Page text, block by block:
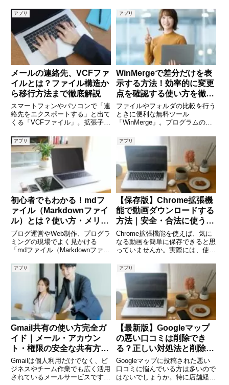
Googleマップ。しかし、「登録
した場所をまとめて保存したい」
「別の人と共有したい」「バック
アップとしてデータを残しておき
ードAとキーワードBの両方が含
まれている動画が検索されます。
OR検索は、キーワードAとキー
ワードBのどちらか
アプリ
メールの連絡先、VCFファ
イルとは？ファイル構造か
ら移行方法まで徹底解説
スマートフォンやパソコンで「連
絡先をエクスポートする」と出て
くる「VCFファイル」。拡張子
先情報を保存・共有するための標
準形式です。しかし、「中身はど
うなっているの？」「他の端末に
移すにはどうすればいい？
アプリ
WinMergeで差分だけを表
示する方法！効率的に変更
点を確認する使い方を徹底
解説
ファイルやフォルダの比較を行う
ときに便利な無料ツール
「WinMerge」。プログラムの修
ックする際、「差分だけを見た
い」と思ったことはありません
か？WinMergeには、変更箇所だ
けを表示する便利な機能があり、
アプリ
初心者でもわかる！mdフ
ァイル（Markdownファイ
ル）とは？使い方・メリッ
トをわかりやすく解説
ブログ運営やWeb制作、プログラ
ミングの現場でよく見かける
「mdファイル（Markdownファイ
や、メモアプリ、技術ドキュメン
トなど、さまざまな場面で活用さ
れている便利なファイル形式で
す。しかし、「名
アプリ
【保存版】Chrome拡張機
能で動画ダウンロードする
方法｜安全・合法に使う完
全ガイド
Chrome拡張機能を使えば、気に
なる動画を簡単に保存できると思
っていませんか。実際には、使い
ロードできない」「違法になる可
能性がある」「ウイルス感染のリ
スクがある」といったトラブルに
つながることもあります。こ
アプリ
Gmail共有の使い方完全ガ
イド｜メール・アカウン
ト・権限の安全な共有方法
を徹底解説
Gmailは個人利用だけでなく、ビ
ジネスやチーム作業でも広く活用
されているメールサービスです。
アプリ
【最新版】Googleマップ
の悪い口コミは削除でき
る？正しい対処法と削除依
頼の全手順を解説
Googleマップに投稿された悪い
口コミに悩んでいる方は多いので
はないでしょうか。特に店舗経営